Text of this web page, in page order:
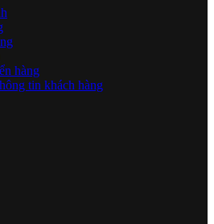
hàng
tin khách hàng